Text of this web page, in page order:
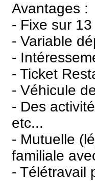
Avantages :
- Fixe sur 13
- Variable
-
- Ticket
- Véhicule
- Des
etc...
- Mutuelle
familiale
- Télétravail